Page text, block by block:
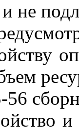
не
56